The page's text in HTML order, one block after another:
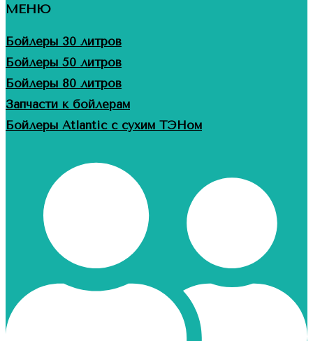
МЕНЮ
Бойлеры 30 литров
Бойлеры 50 литров
Бойлеры 80 литров
Запчасти к бойлерам
Бойлеры Atlantic с сухим ТЭНом